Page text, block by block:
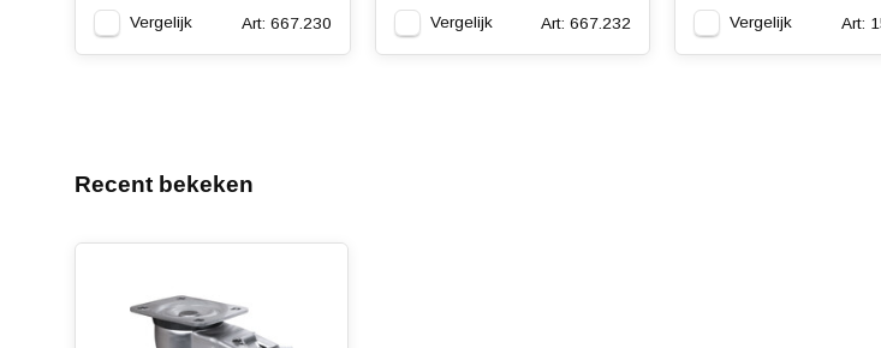
Vergelijk Art: 667.230 Vergelijk Art: 667.232 Vergelijk Art:
Recent bekeken